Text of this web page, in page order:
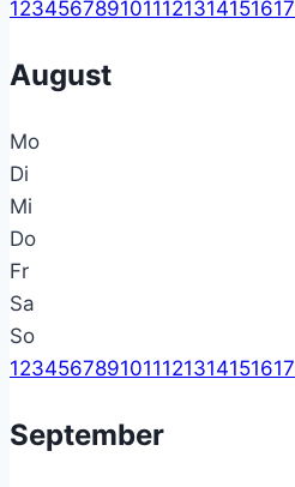
1234567891011121314151617
August
Mo
Di
Mi
Do
Fr
Sa
So
1234567891011121314151617
September